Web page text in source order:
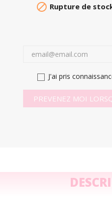
 Rupture de
J'ai pris
PREVENEZ MOI